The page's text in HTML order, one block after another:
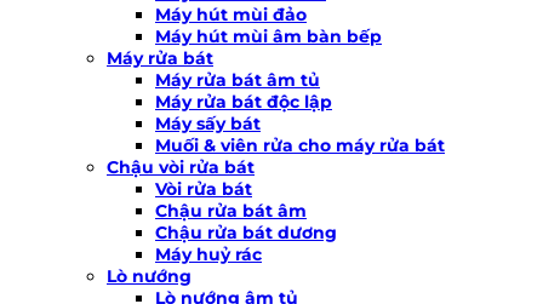
Máy hút mùi đảo
Máy hút mùi âm bàn bếp
Máy rửa bát
Máy rửa bát âm tủ
Máy rửa bát độc lập
Máy sấy bát
Muối & viên rửa cho máy rửa bát
Chậu vòi rửa bát
Vòi rửa bát
Chậu rửa bát âm
Chậu rửa bát dương
Máy huỷ rác
Lò nướng
Lò nướng âm tủ